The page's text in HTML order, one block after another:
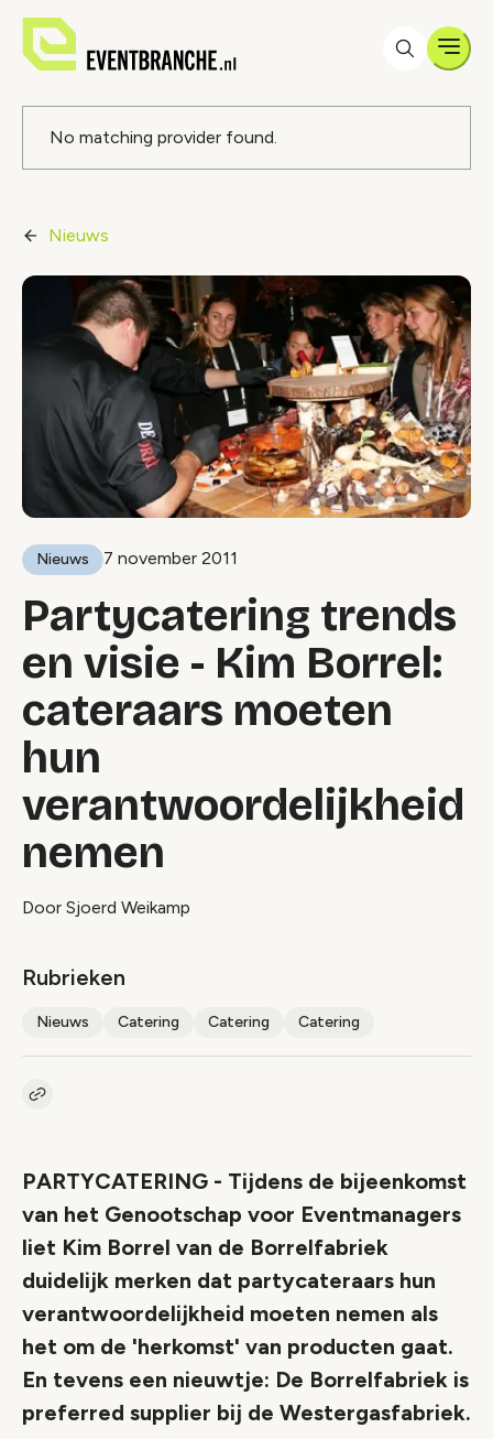
Foutmelding
No matching provider found.
Nieuws
Nieuws 7 november 2011
Partycatering trends
en visie - Kim Borrel:
cateraars moeten
hun
verantwoordelijkheid
nemen
Door Sjoerd Weikamp
Rubrieken
Nieuws Catering Catering Catering
Kopieer link naar artikel
PARTYCATERING - Tijdens de bijeenkomst
van het Genootschap voor Eventmanagers
liet Kim Borrel van de Borrelfabriek
duidelijk merken dat partycateraars hun
verantwoordelijkheid moeten nemen als
het om de 'herkomst' van producten gaat.
En tevens een nieuwtje: De Borrelfabriek is
preferred supplier bij de Westergasfabriek.